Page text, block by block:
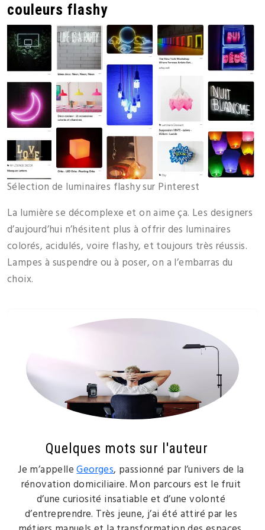
couleurs flashy
Sélection de luminaires flashy sur Pinterest
La lumière se décomplexe et on aime ça. Les designers
d’aujourd’hui n’hésitent plus à offrir des luminaires
colorés, acidulés, voire flashy, et toujours très réussis.
Lampes à suspendre ou à poser, on a l’embarras du
choix.
Quelques mots sur l'auteur
Je m’appelleGeorges, passionné par l’univers de la
rénovation domiciliaire. Mon parcours est le fruit
d’une curiosité insatiable et d’une volonté
d’entreprendre. Très jeune, j’ai été attiré par les